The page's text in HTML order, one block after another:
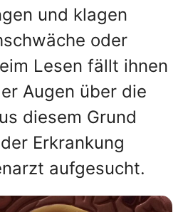
und klagen
oder
Lesen fällt ihnen
Augen über die
diesem Grund
Erkrankung
aufgesucht.